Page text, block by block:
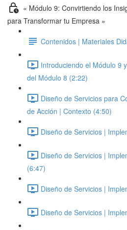
« Módulo 9: Convirtiendo los
para Transformar tu Empresa »
Contenidos | Materiales
Introduciendo el Módulo 9
del Módulo 8 (2:22)
Diseño de Servicios para
de Acción | Contexto (4:50)
Diseño de Servicios |
Diseño de Servicios |
(6:47)
Diseño de Servicios |
Diseño de Servicios |